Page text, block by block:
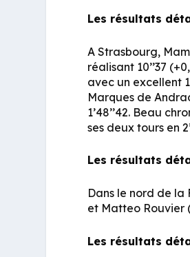
Les résultats
A Strasbourg,
réalisant 10’’37
avec un excellent
Marques de
1’48’’42. Beau
ses deux tours en
Les résultats
Dans le nord de la
et Matteo Rouvier
Les résultats